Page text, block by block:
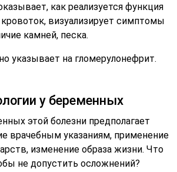
как реализуется функция
визуализирует симптомы
камней, песка.
указывает на гломерулонефрит.
у беременных
этой болезни предполагает
врачебным указаниям, применение
изменение образа жизни. Что
не допустить осложнений?